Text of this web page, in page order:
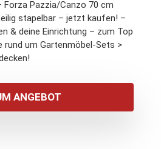
Forza Pazzia/Canzo 70 cm
stapelbar – jetzt kaufen! –
& deine Einrichtung – zum Top
rund um Gartenmöbel-Sets >
ANGEBOT